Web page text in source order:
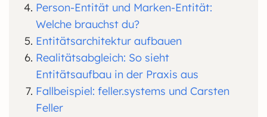
Person-Entität und Marken-Entität:
Welche brauchst du?
Entitätsarchitektur aufbauen
Realitätsabgleich: So sieht
Entitätsaufbau in der Praxis aus
Fallbeispiel: feller.systems und Carsten
Feller